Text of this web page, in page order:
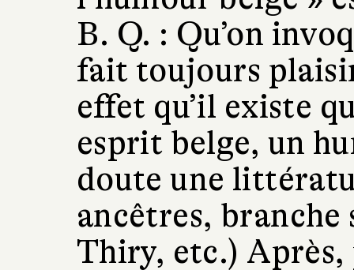
B. Q. : Qu’on
fait toujours
effet qu’il existe
esprit belge, un
doute une
ancêtres,
Thiry, etc.)